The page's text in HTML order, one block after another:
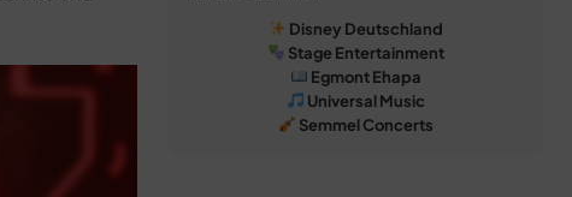
Disney Deutschland
Stage Entertainment
Egmont Ehapa
Universal Music
Semmel Concerts